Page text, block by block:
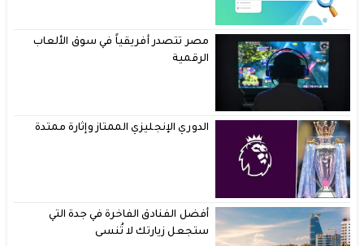
مصر تتصدر أفريقياً في سوق الألعاب
الرقمية
الدوري الإنجليزي الممتاز وإثارة ممتدة
أفضل الفنادق الفاخرة في جدة التي
ستجعل زيارتك لا تُنسى